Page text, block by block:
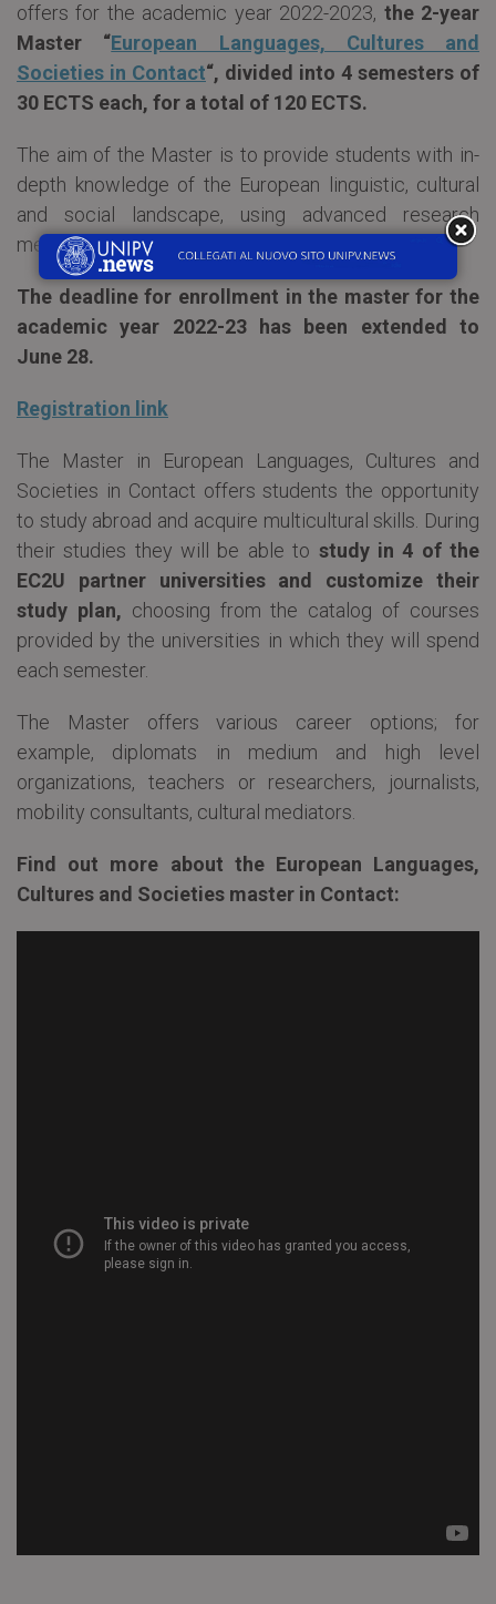
offers for the academic year 2022-2023, the 2-year
Master “European Languages, Cultures and
Societies in Contact“, divided into 4 semesters of
30 ECTS each, for a total of 120 ECTS.
The aim of the Master is to provide students with in-
depth knowledge of the European linguistic, cultural
and social landscape, using advanced research
methods in the academic field.
The deadline for enrollment in the master for the
academic year 2022-23 has been extended to
June 28.
Registration link
The Master in European Languages, Cultures and
Societies in Contact offers students the opportunity
to study abroad and acquire multicultural skills. During
their studies they will be able to study in 4 of the
EC2U partner universities and customize their
study plan, choosing from the catalog of courses
provided by the universities in which they will spend
each semester.
The Master offers various career options; for
example, diplomats in medium and high level
organizations, teachers or researchers, journalists,
mobility consultants, cultural mediators.
Find out more about the European Languages,
Cultures and Societies master in Contact: